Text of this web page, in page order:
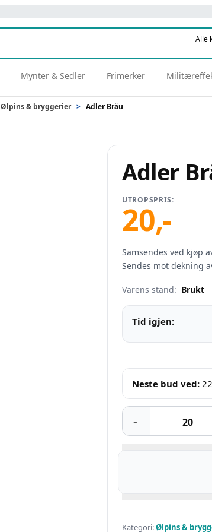
Mynter & Sedler Frimerker
Ølpins & bryggerier > Adler Bräu
Adler
UTROPSPRIS:
20,-
Samsendes ved kjøp
Sendes mot dekning
Varens stand: Brukt
Tid igjen:
Neste bud ved: 22
Kategori:Ølpins &